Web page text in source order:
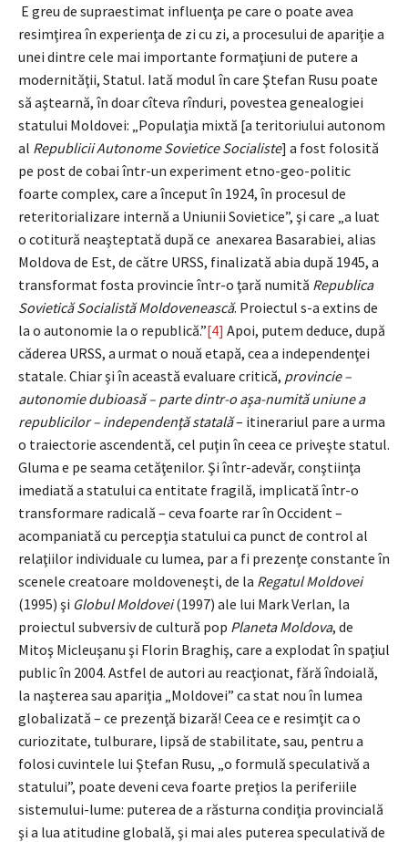
E greu de supraestimat influenţa pe care o poate avea
resimţirea în experienţa de zi cu zi, a procesului de apariţie a
unei dintre cele mai importante formaţiuni de putere a
modernităţii, Statul. Iată modul în care Ştefan Rusu poate
să aştearnă, în doar cîteva rînduri, povestea genealogiei
statului Moldovei: „Populaţia mixtă [a teritoriului autonom
al Republicii Autonome Sovietice Socialiste] a fost folosită
pe post de cobai într-un experiment etno-geo-politic
foarte complex, care a început în 1924, în procesul de
reteritorializare internă a Uniunii Sovietice”, şi care „a luat
o cotitură neaşteptată după ce anexarea Basarabiei, alias
Moldova de Est, de către URSS, finalizată abia după 1945, a
transformat fosta provincie într-o ţară numită Republica
Sovietică Socialistă Moldovenească. Proiectul s-a extins de
la o autonomie la o republică.”[4] Apoi, putem deduce, după
căderea URSS, a urmat o nouă etapă, cea a independenţei
statale. Chiar şi în această evaluare critică, provincie –
autonomie dubioasă – parte dintr-o aşa-numită uniune a
republicilor – independenţă statală– itinerariul pare a urma
o traiectorie ascendentă, cel puţin în ceea ce priveşte statul.
Gluma e pe seama cetăţenilor. Şi într-adevăr, conştiinţa
imediată a statului ca entitate fragilă, implicată într-o
transformare radicală – ceva foarte rar în Occident –
acompaniată cu percepţia statului ca punct de control al
relaţiilor individuale cu lumea, par a fi prezenţe constante în
scenele creatoare moldoveneşti, de la Regatul Moldovei
(1995) şi Globul Moldovei(1997) ale lui Mark Verlan, la
proiectul subversiv de cultură pop Planeta Moldova, de
Mitoş Micleuşanu şi Florin Braghiş, care a explodat în spaţiul
public în 2004. Astfel de autori au reacţionat, fără îndoială,
la naşterea sau apariţia „Moldovei” ca stat nou în lumea
globalizată – ce prezenţă bizară! Ceea ce e resimţit ca o
curiozitate, tulburare, lipsă de stabilitate, sau, pentru a
folosi cuvintele lui Ştefan Rusu, „o formulă speculativă a
statului”, poate deveni ceva foarte preţios la periferiile
sistemului-lume: puterea de a răsturna condiţia provincială
şi a lua atitudine globală, şi mai ales puterea speculativă de